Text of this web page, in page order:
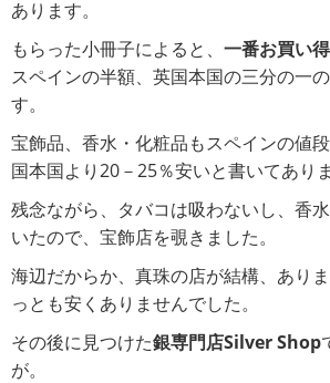
あります。
もらった小冊子によると、 一番お買い
スペインの半額、英国本国の三分の一
す。
宝飾品、香水・化粧品もスペインの値
国本国より20－25％安いと書いてありま
残念ながら、タバコは吸わないし、香
いたので、宝飾店を覗きました。
海辺だからか、真珠の店が結構、あり
っとも安くありませんでした。
その後に見つけた銀専門店Silver Shop
が。